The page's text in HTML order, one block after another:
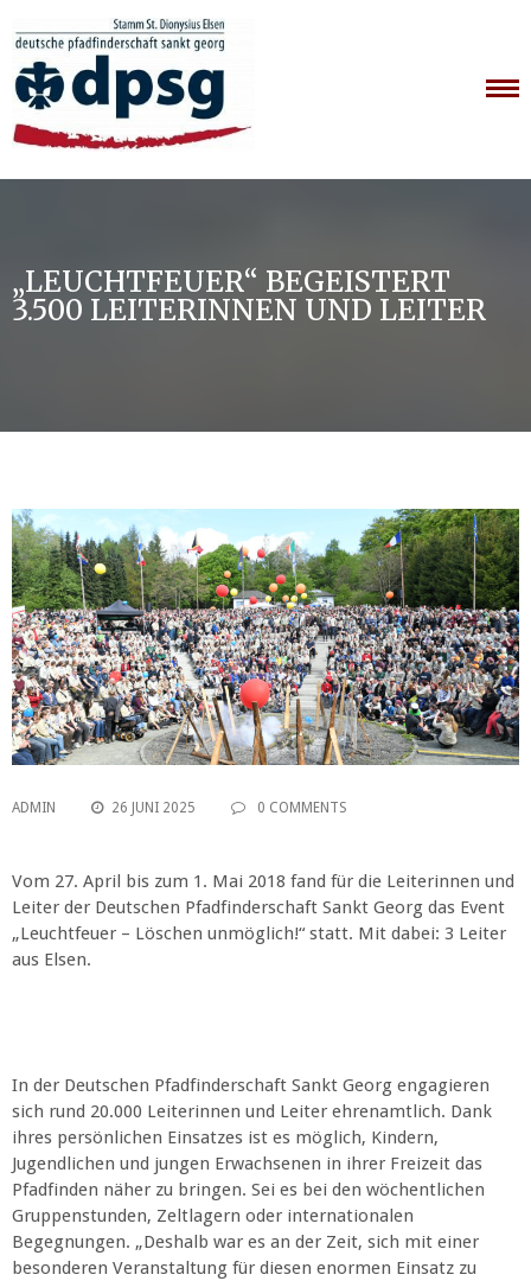
to
content
„LEUCHTFEUER“ BEGEISTERT
3.500 LEITERINNEN UND LEITER
ADMIN 26 JUNI 2025 0 COMMENTS
Vom 27. April bis zum 1. Mai 2018 fand für die Leiterinnen und
Leiter der Deutschen Pfadfinderschaft Sankt Georg das Event
„Leuchtfeuer – Löschen unmöglich!“ statt. Mit dabei: 3 Leiter
aus Elsen.
In der Deutschen Pfadfinderschaft Sankt Georg engagieren
sich rund 20.000 Leiterinnen und Leiter ehrenamtlich. Dank
ihres persönlichen Einsatzes ist es möglich, Kindern,
Jugendlichen und jungen Erwachsenen in ihrer Freizeit das
Pfadfinden näher zu bringen. Sei es bei den wöchentlichen
Gruppenstunden, Zeltlagern oder internationalen
Begegnungen. „Deshalb war es an der Zeit, sich mit einer
besonderen Veranstaltung für diesen enormen Einsatz zu